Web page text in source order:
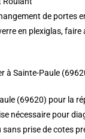
de portes
en plexiglas,
à Sainte-Paule
(69620) pour la
nécessaire pour
sans prise de cotes